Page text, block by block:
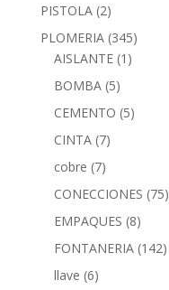
PISTOLA (2)
PLOMERIA (345)
AISLANTE (1)
BOMBA (5)
CEMENTO (5)
CINTA (7)
cobre (7)
CONECCIONES (75)
EMPAQUES (8)
FONTANERIA (142)
llave (6)